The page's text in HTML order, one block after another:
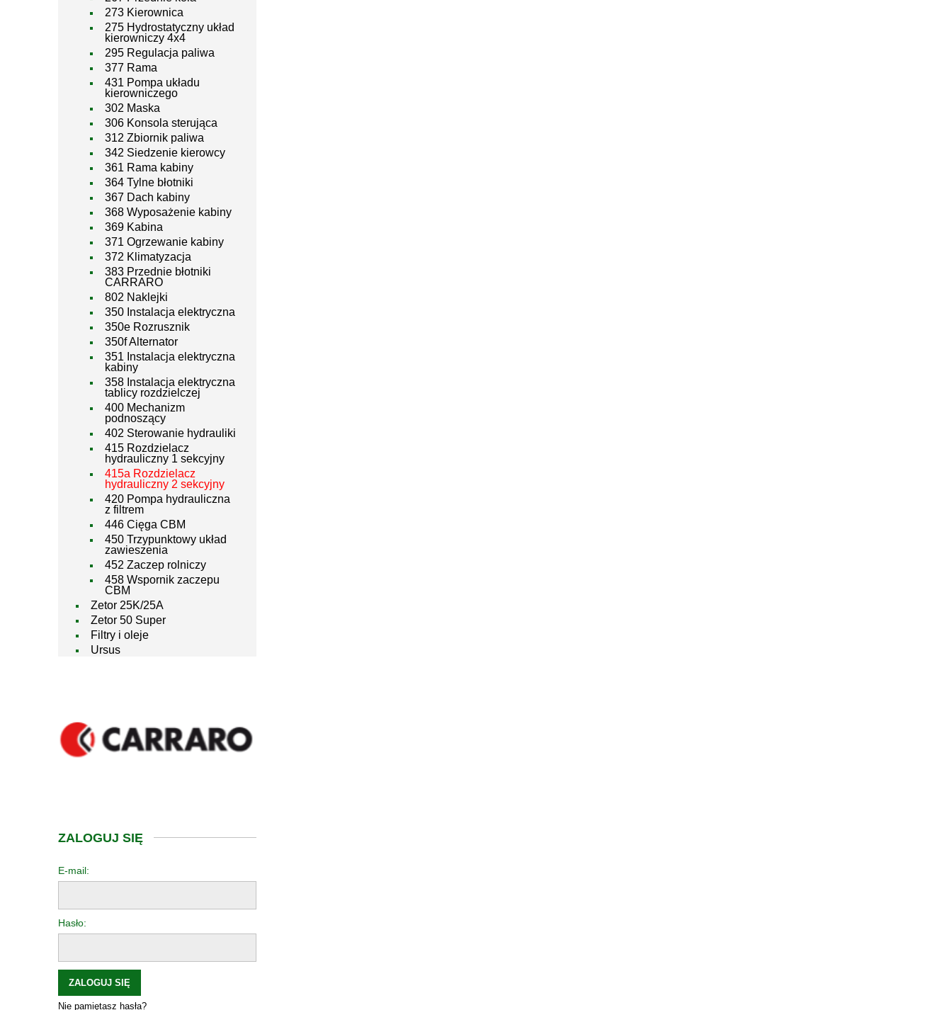
273 Kierownica
275 Hydrostatyczny układ
kierowniczy 4x4
295 Regulacja paliwa
377 Rama
431 Pompa układu
kierowniczego
302 Maska
306 Konsola sterująca
312 Zbiornik paliwa
342 Siedzenie kierowcy
361 Rama kabiny
364 Tylne błotniki
367 Dach kabiny
368 Wyposażenie kabiny
369 Kabina
371 Ogrzewanie kabiny
372 Klimatyzacja
383 Przednie błotniki
CARRARO
802 Naklejki
350 Instalacja elektryczna
350e Rozrusznik
350f Alternator
351 Instalacja elektryczna
kabiny
358 Instalacja elektryczna
tablicy rozdzielczej
400 Mechanizm
podnoszący
402 Sterowanie hydrauliki
415 Rozdzielacz
hydrauliczny 1 sekcyjny
415a Rozdzielacz
hydrauliczny 2 sekcyjny
420 Pompa hydrauliczna
z filtrem
446 Cięga CBM
450 Trzypunktowy układ
zawieszenia
452 Zaczep rolniczy
458 Wspornik zaczepu
CBM
Zetor 25K/25A
Zetor 50 Super
Filtry i oleje
Ursus
ZALOGUJ SIĘ
E-mail:
Hasło:
ZALOGUJ SIĘ
Nie pamiętasz hasła?